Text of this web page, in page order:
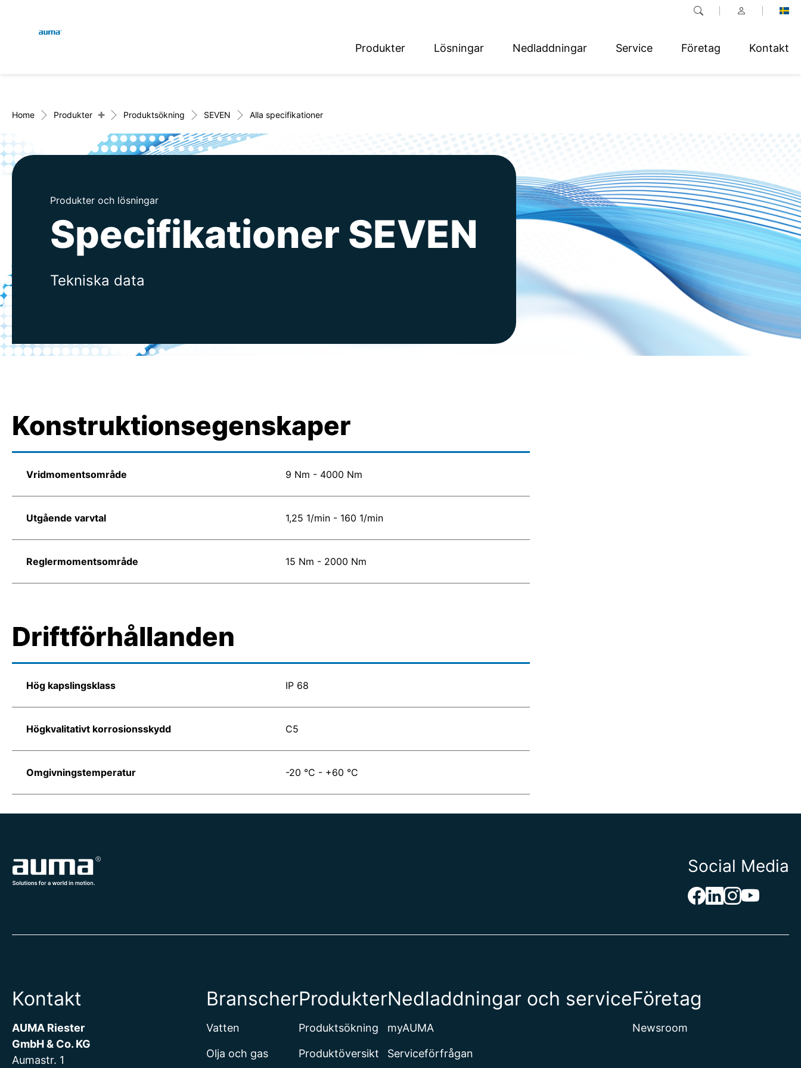
Produkter Lösningar Nedladdningar Service Företag Kontakt
Europa
Asien och Stillahavsområdet
Nordamerika
Home Produkter + Produktsökning SEVEN Alla specifikationer
Produkter och lösningar
Specifikationer SEVEN
Tekniska data
Konstruktionsegenskaper
Vridmomentsområde 9 Nm - 4000 Nm
Utgående varvtal 1,25 1/min - 160 1/min
Reglermomentsområde 15 Nm - 2000 Nm
Driftförhållanden
Hög kapslingsklass IP 68
Högkvalitativt korrosionsskydd C5
Omgivningstemperatur -20 °C - +60 °C
Social Media
Kontakt
AUMA Riester
GmbH & Co. KG
Aumastr. 1
Branscher
Vatten
Olja och gas
Produkter
Produktsökning
Produktöversikt
Nedladdningar och service
myAUMA
Serviceförfrågan
Företag
Newsroom